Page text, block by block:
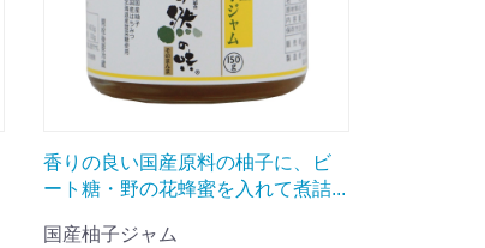
香りの良い国産原料の柚子に、ビ
ート糖・野の花蜂蜜を入れて煮詰...
国産柚子ジャム